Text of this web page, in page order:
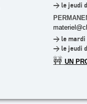
> le jeudi
> le mardi
> le jeudi
🚧 UN